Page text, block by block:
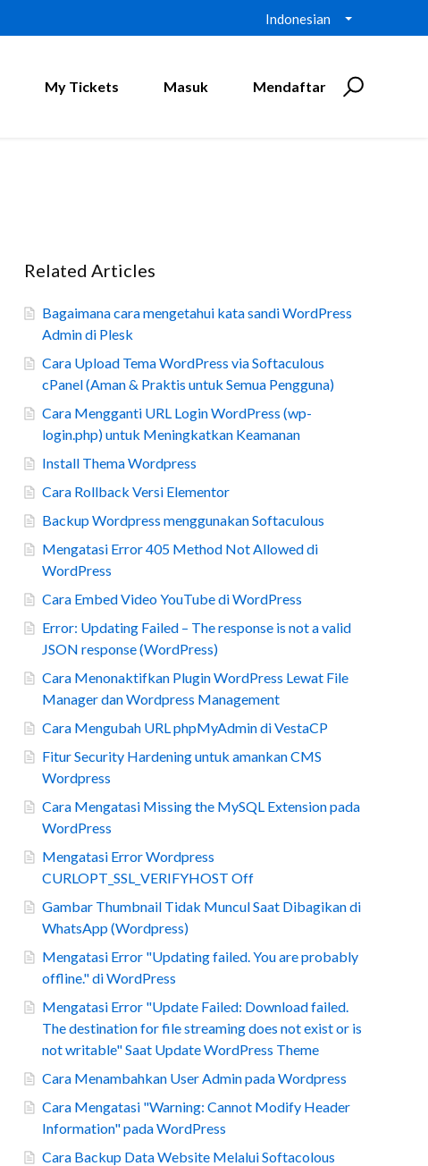
Indonesian
My Tickets Masuk Mendaftar
Related Articles
Bagaimana cara mengetahui kata sandi WordPress
Admin di Plesk
Cara Upload Tema WordPress via Softaculous
cPanel (Aman & Praktis untuk Semua Pengguna)
Cara Mengganti URL Login WordPress (wp-
login.php) untuk Meningkatkan Keamanan
Install Thema Wordpress
Cara Rollback Versi Elementor
Backup Wordpress menggunakan Softaculous
Mengatasi Error 405 Method Not Allowed di
WordPress
Cara Embed Video YouTube di WordPress
Error: Updating Failed – The response is not a valid
JSON response (WordPress)
Cara Menonaktifkan Plugin WordPress Lewat File
Manager dan Wordpress Management
Cara Mengubah URL phpMyAdmin di VestaCP
Fitur Security Hardening untuk amankan CMS
Wordpress
Cara Mengatasi Missing the MySQL Extension pada
WordPress
Mengatasi Error Wordpress
CURLOPT_SSL_VERIFYHOST Off
Gambar Thumbnail Tidak Muncul Saat Dibagikan di
WhatsApp (Wordpress)
Mengatasi Error "Updating failed. You are probably
offline." di WordPress
Mengatasi Error "Update Failed: Download failed.
The destination for file streaming does not exist or is
not writable" Saat Update WordPress Theme
Cara Menambahkan User Admin pada Wordpress
Cara Mengatasi "Warning: Cannot Modify Header
Information" pada WordPress
Cara Backup Data Website Melalui Softacolous